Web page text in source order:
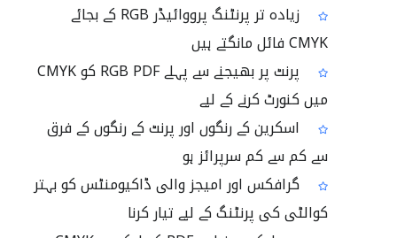
زیادہ تر پرنٹنگ پرووائیڈر RGB کے بجائے
CMYK فائل مانگتے ہیں
پرنٹ پر بھیجنے سے پہلے RGB PDF کو CMYK
میں کنورٹ کرنے کے لیے
اسکرین کے رنگوں اور پرنٹ کے رنگوں کے فرق
سے کم سے کم سرپرائز ہو
گرافکس اور امیجز والی ڈاکیومنٹس کو بہتر
کوالٹی کی پرنٹنگ کے لیے تیار کرنا